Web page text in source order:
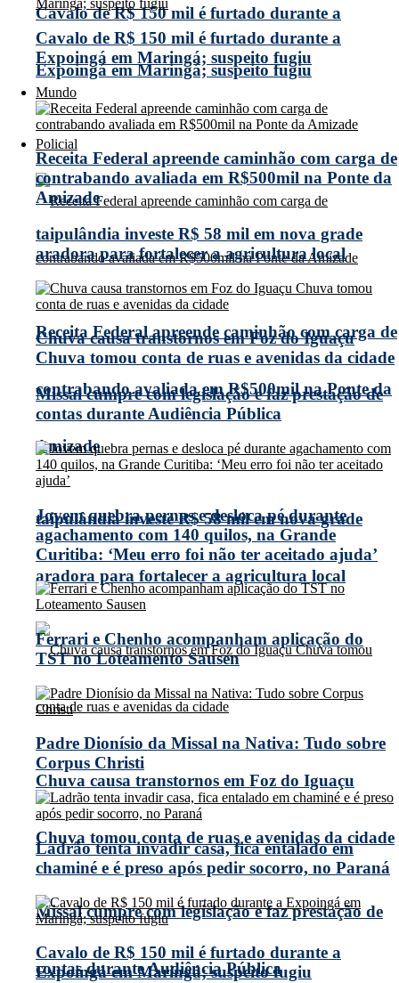
Cavalo de R$ 150 mil é furtado durante a
Expoingá em Maringá; suspeito fugiu
Policial
Receita Federal apreende caminhão com carga de
contrabando avaliada em R$500mil na Ponte da
Amizade
taipulândia investe R$ 58 mil em nova grade
aradora para fortalecer a agricultura local
Chuva causa transtornos em Foz do Iguaçu
Chuva tomou conta de ruas e avenidas da cidade
Missal cumpre com legislação e faz prestação de
contas durante Audiência Pública
Cavalo de R$ 150 mil é furtado durante a
Expoingá em Maringá; suspeito fugiu
Mundo
Receita Federal apreende caminhão com carga de
contrabando avaliada em R$500mil na Ponte da
Amizade
taipulândia investe R$ 58 mil em nova grade
aradora para fortalecer a agricultura local
Chuva causa transtornos em Foz do Iguaçu
Chuva tomou conta de ruas e avenidas da cidade
Missal cumpre com legislação e faz prestação de
contas durante Audiência Pública
Jovem quebra pernas e desloca pé durante
agachamento com 140 quilos, na Grande
Curitiba: ‘Meu erro foi não ter aceitado ajuda’
Ferrari e Chenho acompanham aplicação do
TST no Loteamento Sausen
Padre Dionísio da Missal na Nativa: Tudo sobre
Corpus Christi
Ladrão tenta invadir casa, fica entalado em
chaminé e é preso após pedir socorro, no Paraná
Cavalo de R$ 150 mil é furtado durante a
Expoingá em Maringá; suspeito fugiu